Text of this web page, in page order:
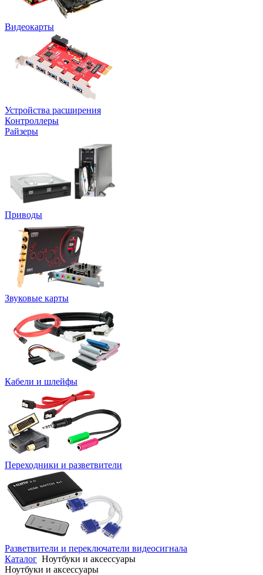
Видеокарты
Устройства расширения
Контроллеры
Райзеры
Приводы
Звуковые карты
Кабели и шлейфы
Переходники и разветвители
Разветвители и переключатели видеосигнала
Каталог Ноутбуки и аксессуары
Ноутбуки и аксессуары